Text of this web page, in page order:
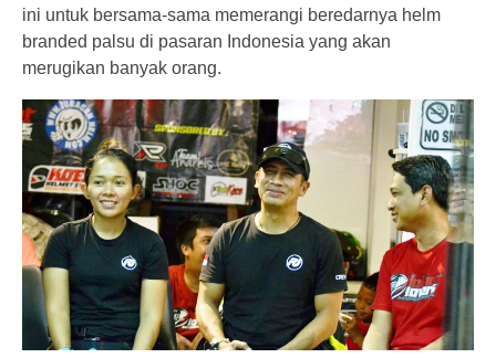
ini untuk bersama-sama memerangi beredarnya helm
branded palsu di pasaran Indonesia yang akan
merugikan banyak orang.